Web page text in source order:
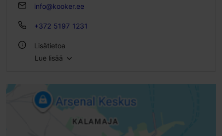
info@kooker.ee
+372 5197 1231
Lisätietoa
Istumapaikkoja: 2
Istumapaikkoja ulkona: 12
Aamiaismenu: Kyllä
Lue lisää